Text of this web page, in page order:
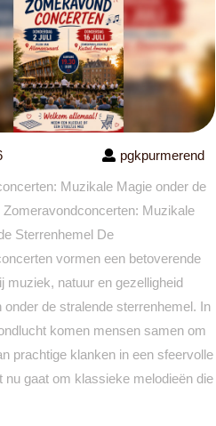
pgkpurmerend
Muzikale Magie onder de
Zomeravondconcerten: Muzikale
Sterrenhemel De
vormen een betoverende
muziek, natuur en gezelligheid
de stralende sterrenhemel. In
komen mensen samen om
prachtige klanken in een sfeervolle
nu gaat om klassieke melodieën die